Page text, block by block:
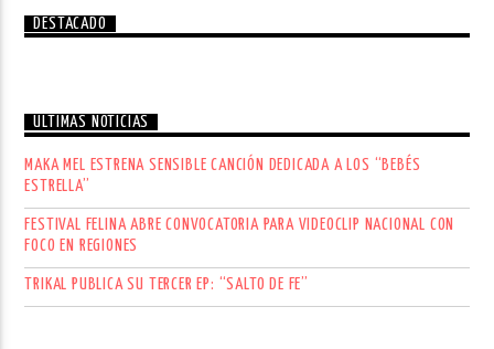
DESTACADO
ÚLTIMAS NOTICIAS
MAKA MEL ESTRENA SENSIBLE CANCIÓN DEDICADA A LOS “BEBÉS
ESTRELLA”
FESTIVAL FELINA ABRE CONVOCATORIA PARA VIDEOCLIP NACIONAL CON
FOCO EN REGIONES
TRIKAL PUBLICA SU TERCER EP: “SALTO DE FE”